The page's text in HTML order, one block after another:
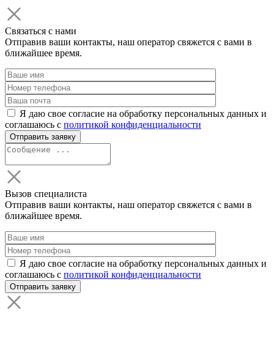
Связаться с нами
Отправив ваши контакты, наш оператор свяжется с вами в
ближайшее время.
Я даю свое согласие на обработку персональных данных и
соглашаюсь с политикой конфиденциальности
Вызов специалиста
Отправив ваши контакты, наш оператор свяжется с вами в
ближайшее время.
Я даю свое согласие на обработку персональных данных и
соглашаюсь с политикой конфиденциальности